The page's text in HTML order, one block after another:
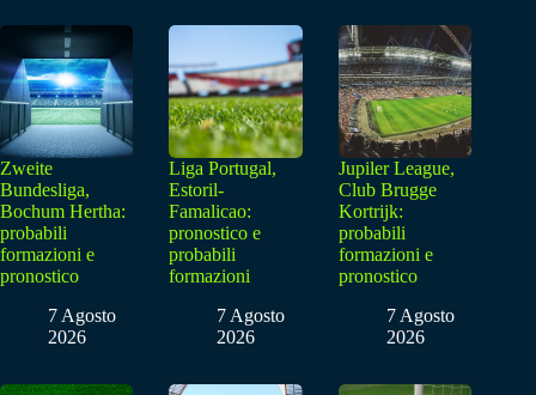
Zweite
Bundesliga,
Bochum Hertha:
probabili
formazioni e
pronostico
7 Agosto
2026
Liga Portugal,
Estoril-
Famalicao:
pronostico e
probabili
formazioni
7 Agosto
2026
Jupiler League,
Club Brugge
Kortrijk:
probabili
formazioni e
pronostico
7 Agosto
2026